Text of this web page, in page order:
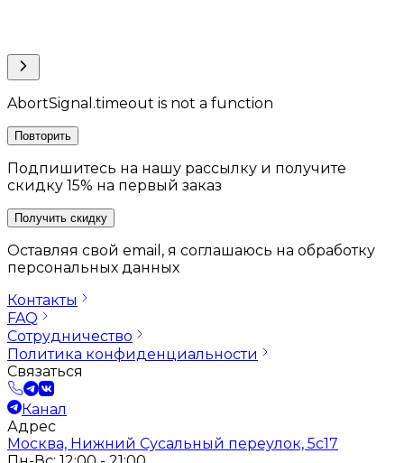
AbortSignal.timeout is not a function
Повторить
Подпишитесь на нашу рассылку и получите
скидку 15% на первый заказ
Получить скидку
Оставляя свой email, я соглашаюсь на обработку
персональных данных
Контакты
FAQ
Сотрудничество
Политика конфиденциальности
Связаться
Канал
Адрес
Москва, Нижний Сусальный переулок, 5с17